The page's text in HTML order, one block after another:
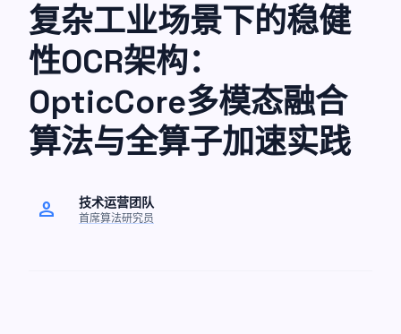
复杂工业场景下的稳健
性OCR架构：
OpticCore多模态融合
算法与全算子加速实践
person 技术运营团队
首席算法研究员